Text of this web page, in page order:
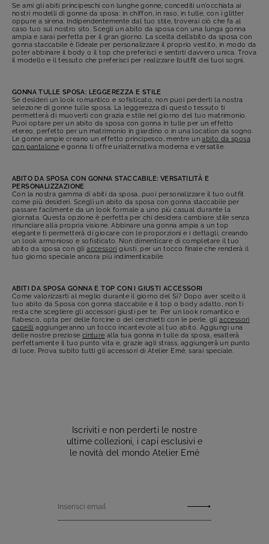
Se ami gli abiti principeschi con lunghe gonne, concediti un'occhiata ai
nostri modelli di gonne da sposa: in chiffon, in raso, in tulle, con i glitter
oppure a sirena. Indipendentemente dal tuo stile, troverai ciò che fa al
caso tuo sul nostro sito. Scegli un abito da sposa con una lunga gonna
ampia e sarai perfetta per il gran giorno. La scelta dell’abito da sposa con
gonna staccabile è l’ideale per personalizzare il proprio vestito, in modo da
poter abbinare il body o il top che preferisci e sentirti davvero unica. Trova
il modello e il tessuto che preferisci per realizzare l’outfit dei tuoi sogni.
GONNA TULLE SPOSA: LEGGEREZZA E STILE
Se desideri un look romantico e sofisticato, non puoi perderti la nostra
selezione di gonne tulle sposa. La leggerezza di questo tessuto ti
permetterà di muoverti con grazia e stile nel giorno del tuo matrimonio.
Puoi optare per un abito da sposa con gonna in tulle per un effetto
etereo, perfetto per un matrimonio in giardino o in una location da sogno.
Le gonne ampie creano un effetto principesco, mentre unabito da sposa
con pantalone e gonna ti offre un’alternativa moderna e versatile.
ABITO DA SPOSA CON GONNA STACCABILE: VERSATILITÀ E
PERSONALIZZAZIONE
Con la nostra gamma di abiti da sposa, puoi personalizzare il tuo outfit
come più desideri. Scegli un abito da sposa con gonna staccabile per
passare facilmente da un look formale a uno più casual durante la
giornata. Questa opzione è perfetta per chi desidera cambiare stile senza
rinunciare alla propria visione. Abbinare una gonna ampia a un top
elegante ti permetterà di giocare con le proporzioni e i dettagli, creando
un look armonioso e sofisticato. Non dimenticare di completare il tuo
abito da sposa con gli accessori giusti, per un tocco finale che renderà il
tuo giorno speciale ancora più indimenticabile.
ABITI DA SPOSAGONNA ETOP CON IG IUSTIACCESSORI
Come valorizzarti al meglio durante il giorno del Sì? Dopo aver scelto il
tuo abito da Sposa con gonna staccabile e il top o body adatto, non ti
resta che scegliere gli accessori giusti per te. Per un look romantico e
fiabesco, opta per delle forcine o dei cerchietti con le perle, gliaccessori
capelli aggiungeranno un tocco incantevole al tuo abito. Aggiungi una
delle nostre preziose cinture alla tua gonna in tulle da sposa, esalterà
perfettamente il tuo punto vita e, grazie agli strass, aggiungerà un punto
di luce. Prova subito tutti gli accessori di Atelier Emé,sarai speciale.
Iscriviti e non perderti le nostre
ultime collezioni, i capi esclusivi e
le novità del mondo Atelier Emé
Inserisci email